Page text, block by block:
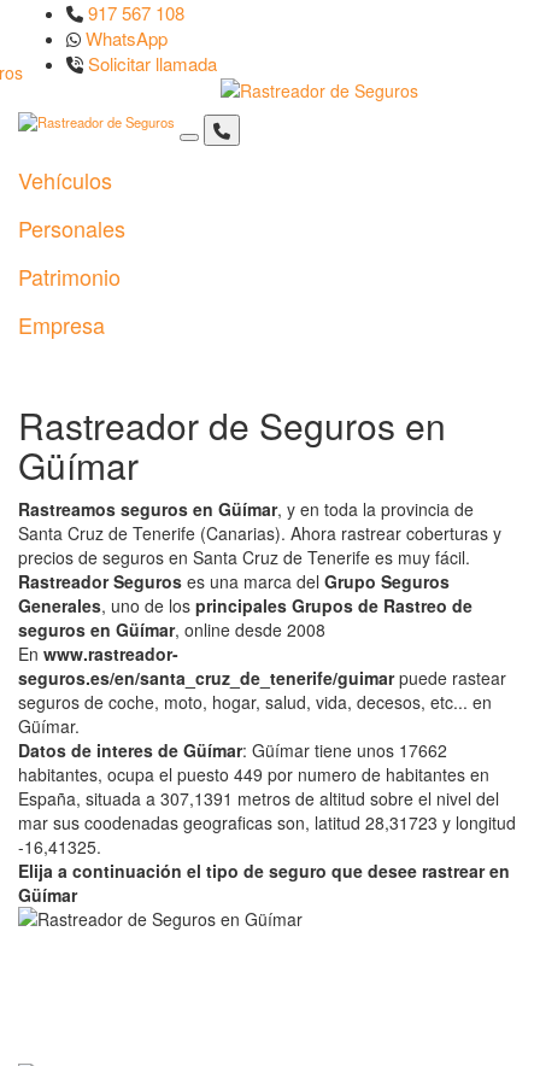
917 567 108
WhatsApp
Solicitar llamada
Vehículos
Personales
Patrimonio
Empresa
Rastreador de Seguros en
Güímar
Rastreamos seguros en Güímar, y en toda la provincia de
Santa Cruz de Tenerife (Canarias). Ahora rastrear coberturas y
precios de seguros en Santa Cruz de Tenerife es muy fácil.
Rastreador Seguros es una marca del Grupo Seguros
Generales, uno de los principales Grupos de Rastreo de
seguros en Güímar, online desde 2008
En www.rastreador-
seguros.es/en/santa_cruz_de_tenerife/guimarpuede rastear
seguros de coche, moto, hogar, salud, vida, decesos, etc... en
Güímar.
Datos de interes de Güímar: Güímar tiene unos 17662
habitantes, ocupa el puesto 449 por numero de habitantes en
España, situada a 307,1391 metros de altitud sobre el nivel del
mar sus coodenadas geograficas son, latitud 28,31723 y longitud
-16,41325.
Elija a continuación el tipo de seguro que desee rastrear en
Güímar